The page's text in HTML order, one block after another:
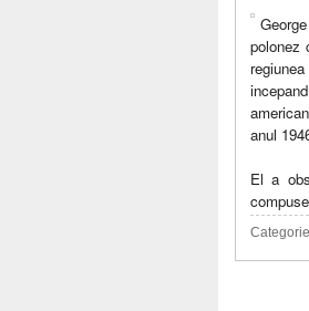
polonez
anul
El a